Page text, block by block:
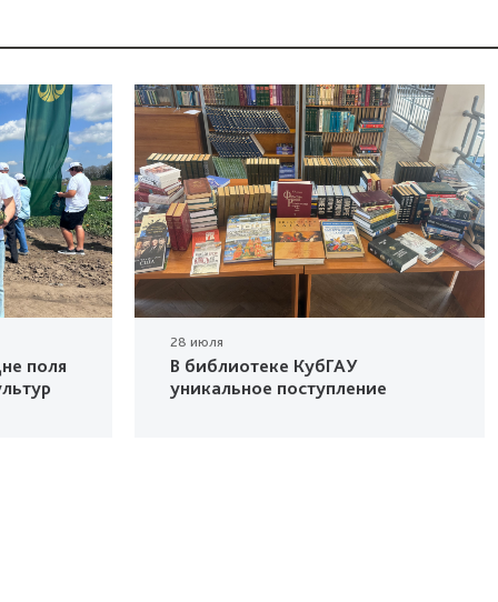
поля
28 июля
В библиотеке КубГАУ
уникальное поступление